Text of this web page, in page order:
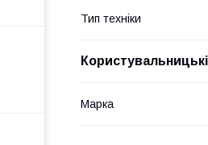
Тип техніки
Марка